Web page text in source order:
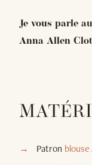
Je vous parle
Anna Allen
Patron